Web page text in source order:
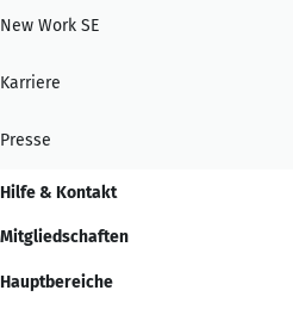
New Work SE
Karriere
Presse
Hilfe & Kontakt
Mitgliedschaften
Hauptbereiche